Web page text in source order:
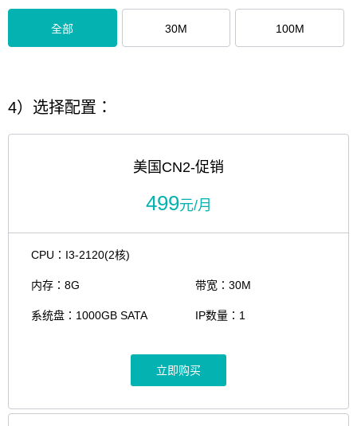
全部 30M 100M
4）选择配置：
美国CN2-促销
499元/月
CPU：I3-2120(2核)
内存：8G
系统盘：1000GB SATA
带宽：30M
IP数量：1
立即购买